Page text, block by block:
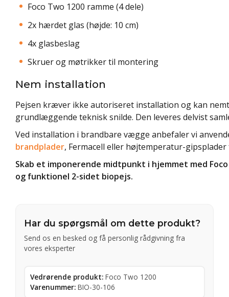
Foco Two 1200 ramme (4 dele)
2x hærdet glas (højde: 10 cm)
4x glasbeslag
Skruer og møtrikker til montering
Nem installation
Pejsen kræver ikke autoriseret installation og kan
grundlæggende teknisk snilde. Den leveres delvist
Ved installation i brandbare vægge anbefaler vi
brandplader, Fermacell eller højtemperatur-
Skab et imponerende midtpunkt i hjemmet med
og funktionel 2-sidet biopejs.
Har du spørgsmål om dette produkt?
Send os en besked og få personlig rådgivning fra
vores eksperter
Vedrørende produkt: Foco Two 1200
Varenummer: BIO-30-106